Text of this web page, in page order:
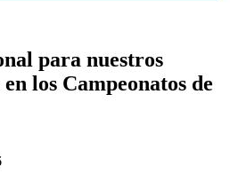
para nuestros
los Campeonatos de